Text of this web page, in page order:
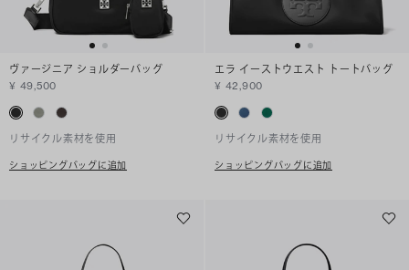
ヴァージニア ショルダーバッグ
¥ 49,500
リサイクル素材を使用
ショッピングバッグに追加
エラ イーストウエスト トートバッグ
¥ 42,900
リサイクル素材を使用
ショッピングバッグに追加